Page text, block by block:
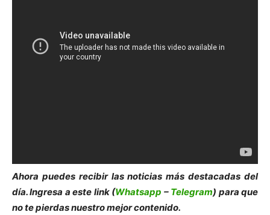
Ahora puedes recibir las noticias más destacadas del
día. Ingresa a este link (Whatsapp – Telegram) para que
no te pierdas nuestro mejor contenido.